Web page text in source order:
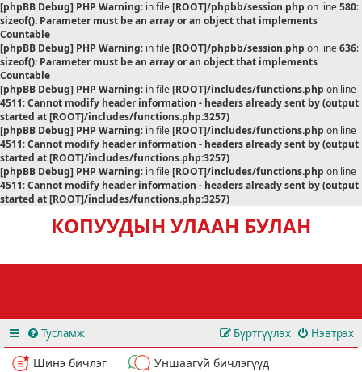
[phpBB Debug] PHP Warning: in file[ROOT]/phpbb/session.php on line580:
sizeof(): Parameter must be an array or an object that implements
Countable
[phpBB Debug] PHP Warning: in file[ROOT]/phpbb/session.php on line636:
sizeof(): Parameter must be an array or an object that implements
Countable
[phpBB Debug] PHP Warning: in file[ROOT]/includes/functions.php on line
4511:Cannot modify header information - headers already sent by (output
started at [ROOT]/includes/functions.php:3257)
[phpBB Debug] PHP Warning: in file[ROOT]/includes/functions.php on line
4511:Cannot modify header information - headers already sent by (output
started at [ROOT]/includes/functions.php:3257)
[phpBB Debug] PHP Warning: in file[ROOT]/includes/functions.php on line
4511:Cannot modify header information - headers already sent by (output
started at [ROOT]/includes/functions.php:3257)
КОПУУДЫН УЛААН БУЛАН
Тусламж Нэвтрэх
Бүртгүүлэх
Шинэ бичлэг
Уншаагүй бичлэгүүд